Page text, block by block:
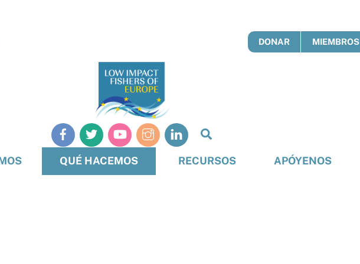
DONAR MIEMBROS
QUÉ HACEMOS RECURSOS APÓYENOS